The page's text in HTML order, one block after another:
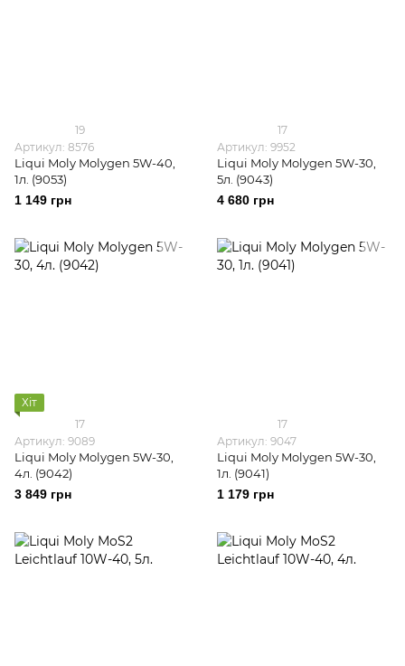
19
Артикул: 8576
Liqui Moly Molygen 5W-40,
1л. (9053)
1 149 грн
17
Артикул: 9952
Liqui Moly Molygen 5W-30,
5л. (9043)
4 680 грн
Хіт
17
Артикул: 9089
Liqui Moly Molygen 5W-30,
4л. (9042)
3 849 грн
17
Артикул: 9047
Liqui Moly Molygen 5W-30,
1л. (9041)
1 179 грн